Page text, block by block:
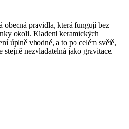
obecná pravidla, která fungují bez
okolí. Kladení keramických
úplně vhodné, a to po celém světě,
stejně nezvladatelná jako gravitace.